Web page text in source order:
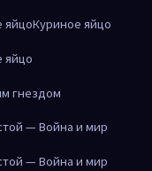
яйцоКуриное яйцо
яйцо
гнездом
— Война и мир
— Война и мир